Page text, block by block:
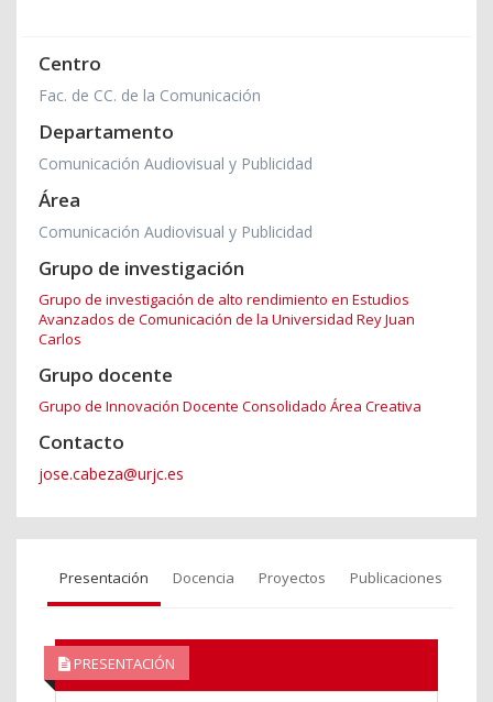
Centro
Fac. de CC. de la Comunicación
Departamento
Comunicación Audiovisual y Publicidad
Área
Comunicación Audiovisual y Publicidad
Grupo de investigación
Grupo de investigación de alto rendimiento en Estudios
Avanzados de Comunicación de la Universidad Rey Juan
Carlos
Grupo docente
Grupo de Innovación Docente Consolidado Área Creativa
Contacto
jose.cabeza@urjc.es
Presentación Docencia Proyectos Publicaciones
PRESENTACIÓN